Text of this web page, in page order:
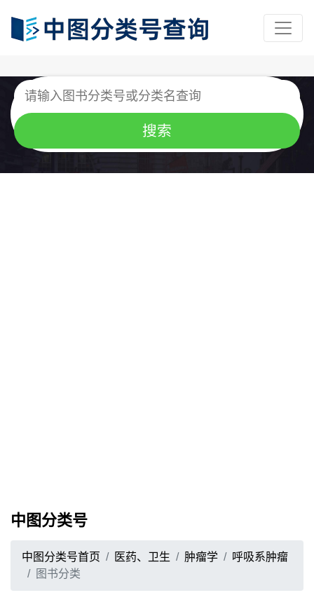
中图分类号
中图分类号首页 医药、卫生 肿瘤学
呼吸系肿瘤
图书分类